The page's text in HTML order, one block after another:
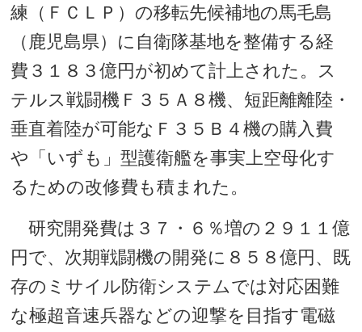
練（ＦＣＬＰ）の移転先候補地の馬毛島
（鹿児島県）に自衛隊基地を整備する経
費３１８３億円が初めて計上された。ス
テルス戦闘機Ｆ３５Ａ８機、短距離離陸・
垂直着陸が可能なＦ３５Ｂ４機の購入費
や「いずも」型護衛艦を事実上空母化す
るための改修費も積まれた。
研究開発費は３７・６％増の２９１１億
円で、次期戦闘機の開発に８５８億円、既
存のミサイル防衛システムでは対応困難
な極超音速兵器などの迎撃を目指す電磁